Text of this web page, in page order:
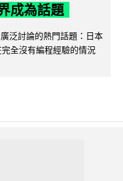
成為話題
泛討論的熱門話題：日本
全沒有編程經驗的情況